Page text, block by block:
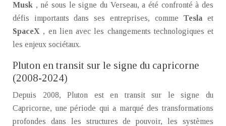
Musk , né sous le signe du Verseau, a été confronté à des
défis importants dans ses entreprises, comme Teslaet
SpaceX , en lien avec les changements technologiques et
les enjeux sociétaux.
Pluton en transit sur le signe du capricorne
(2008-2024)
Depuis 2008, Pluton est en transit sur le signe du
Capricorne, une période qui a marqué des transformations
profondes dans les structures de pouvoir, les systèmes